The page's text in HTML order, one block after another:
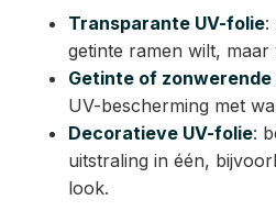
Transparante UV-folie:
getinte ramen wilt, maar
Getinte of zonwerende
UV-bescherming met
Decoratieve UV-folie:
uitstraling in één,
look.